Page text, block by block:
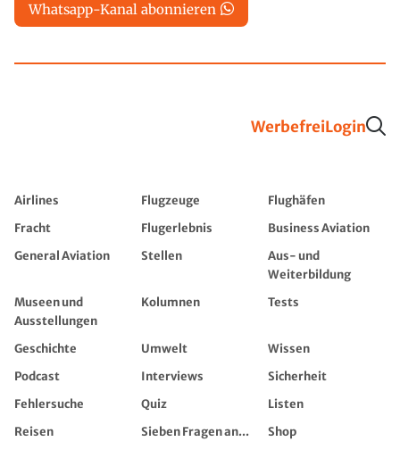
Whatsapp-Kanal abonnieren
WerbefreiLogin
Airlines Flugzeuge
Flughäfen
Fracht
Flugerlebnis
Business Aviation
General Aviation
Stellen
Aus- und
Weiterbildung
Museen und
Ausstellungen
Kolumnen Tests
Geschichte Umwelt
Wissen
Podcast
Interviews
Sicherheit
Fehlersuche
Quiz
Listen
Reisen
Sieben Fragen an...
Shop